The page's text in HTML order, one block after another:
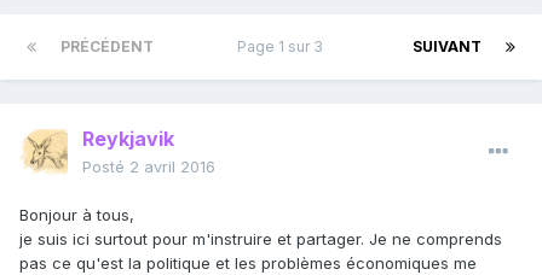
PRÉCÉDENT SUIVANT
Page 1 sur 3
Reykjavik
Posté 2 avril 2016
Bonjour à tous,
je suis ici surtout pour m'instruire et partager. Je ne comprends
pas ce qu'est la politique et les problèmes économiques me